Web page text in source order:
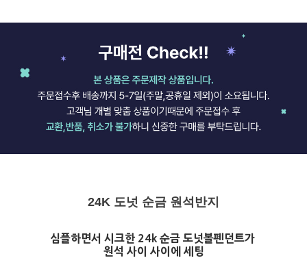
24K 도넛 순금 원석반지
심플하면서 시크한 24k 순금 도넛볼펜던트가
원석 사이 사이에 세팅